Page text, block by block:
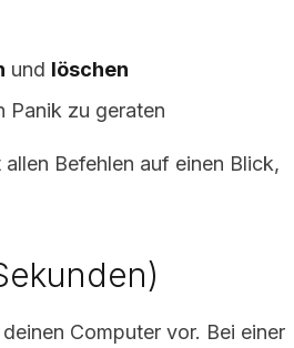
und löschen
Panik zu geraten
allen Befehlen auf einen Blick,
Computer vor. Bei einer